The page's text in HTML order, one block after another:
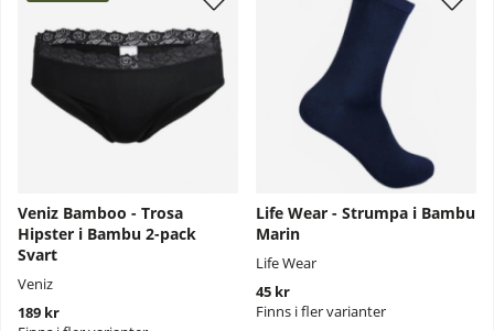
Veniz Bamboo - Trosa
Hipster i Bambu 2-pack
Svart
Veniz
189 kr
Life Wear - Strumpa i Bambu
Marin
Life Wear
45 kr
Finns i fler varianter